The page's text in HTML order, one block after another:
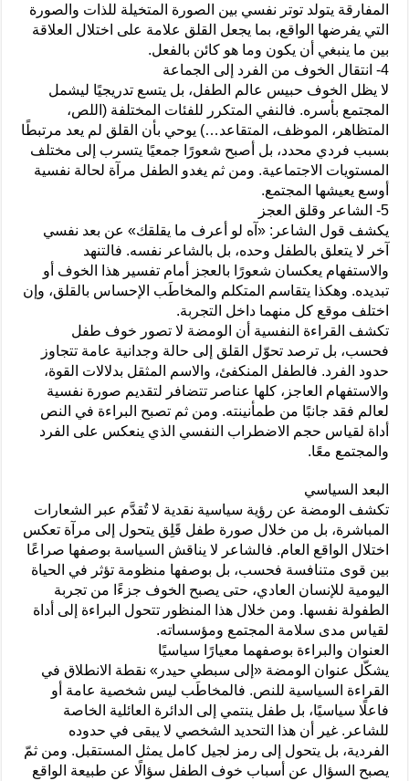
المفارقة يتولد توتر نفسي بين الصورة المتخيلة للذات والصورة
التي يفرضها الواقع، بما يجعل القلق علامة على اختلال العلاقة
بين ما ينبغي أن يكون وما هو كائن بالفعل.
4- انتقال الخوف من الفرد إلى الجماعة
لا يظل الخوف حبيس عالم الطفل، بل يتسع تدريجيًا ليشمل
المجتمع بأسره. فالنفي المتكرر للفئات المختلفة (اللص،
المتظاهر، الموظف، المتقاعد…) يوحي بأن القلق لم يعد مرتبطًا
بسبب فردي محدد، بل أصبح شعورًا جمعيًا يتسرب إلى مختلف
المستويات الاجتماعية. ومن ثم يغدو الطفل مرآة لحالة نفسية
أوسع يعيشها المجتمع.
5- الشاعر وقلق العجز
يكشف قول الشاعر: «آه لو أعرف ما يقلقك» عن بعد نفسي
آخر لا يتعلق بالطفل وحده، بل بالشاعر نفسه. فالتنهد
والاستفهام يعكسان شعورًا بالعجز أمام تفسير هذا الخوف أو
تبديده. وهكذا يتقاسم المتكلم والمخاطَب الإحساس بالقلق، وإن
اختلف موقع كل منهما داخل التجربة.
تكشف القراءة النفسية أن الومضة لا تصور خوف طفل
فحسب، بل ترصد تحوّل القلق إلى حالة وجدانية عامة تتجاوز
حدود الفرد. فالطفل المنكفئ، والاسم المثقل بدلالات القوة،
والاستفهام العاجز، كلها عناصر تتضافر لتقديم صورة نفسية
لعالم فقد جانبًا من طمأنينته. ومن ثم تصبح البراءة في النص
أداة لقياس حجم الاضطراب النفسي الذي ينعكس على الفرد
والمجتمع معًا.
البعد السياسي
تكشف الومضة عن رؤية سياسية نقدية لا تُقدَّم عبر الشعارات
المباشرة، بل من خلال صورة طفل قَلِق يتحول إلى مرآة تعكس
اختلال الواقع العام. فالشاعر لا يناقش السياسة بوصفها صراعًا
بين قوى متنافسة فحسب، بل بوصفها منظومة تؤثر في الحياة
اليومية للإنسان العادي، حتى يصبح الخوف جزءًا من تجربة
الطفولة نفسها. ومن خلال هذا المنظور تتحول البراءة إلى أداة
لقياس مدى سلامة المجتمع ومؤسساته.
العنوان والبراءة بوصفهما معيارًا سياسيًا
يشكّل عنوان الومضة «إلى سبطي حيدر» نقطة الانطلاق في
القراءة السياسية للنص. فالمخاطَب ليس شخصية عامة أو
فاعلًا سياسيًا، بل طفل ينتمي إلى الدائرة العائلية الخاصة
للشاعر. غير أن هذا التحديد الشخصي لا يبقى في حدوده
الفردية، بل يتحول إلى رمز لجيل كامل يمثل المستقبل. ومن ثمّ
يصبح السؤال عن أسباب خوف الطفل سؤالًا عن طبيعة الواقع